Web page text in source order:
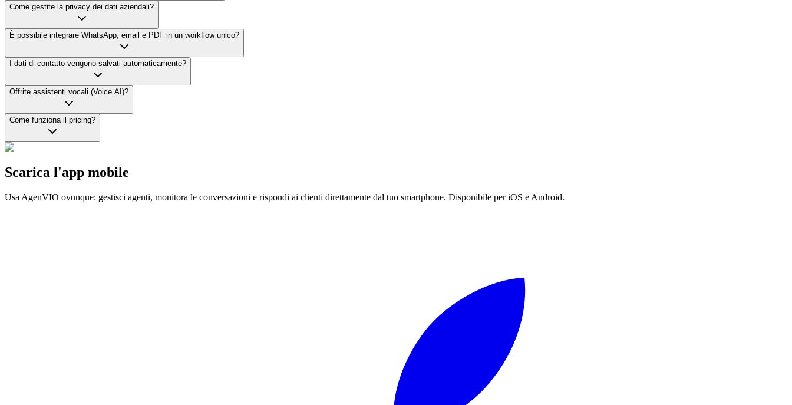
Come gestite la privacy dei dati aziendali?
È possibile integrare WhatsApp, email e PDF in un workflow unico?
I dati di contatto vengono salvati automaticamente?
Offrite assistenti vocali (Voice AI)?
Come funziona il pricing?
Scarica l'app mobile
Usa AgenVIO ovunque: gestisci agenti, monitora le conversazioni e rispondi ai clienti direttamente dal tuo smartphone. Disponibile per iOS e Android.